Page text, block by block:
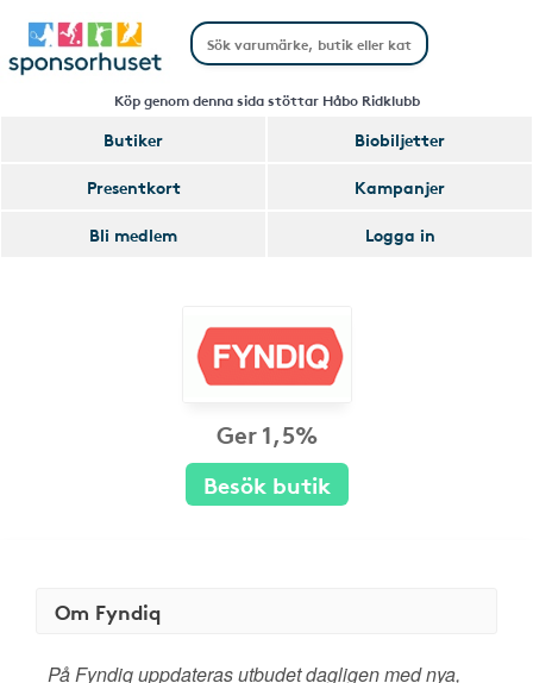
Köp genom denna sida stöttar Håbo Ridklubb
Butiker
Biobiljetter
Presentkort
Kampanjer
Bli medlem
Logga in
Ger 1,5%
Besök butik
Om Fyndiq
På Fyndiq uppdateras utbudet dagligen med nya,